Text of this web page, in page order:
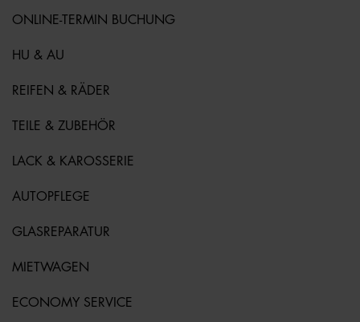
ONLINE-TERMIN BUCHUNG
HU & AU
REIFEN & RÄDER
TEILE & ZUBEHÖR
LACK & KAROSSERIE
AUTOPFLEGE
GLASREPARATUR
MIETWAGEN
ECONOMY SERVICE